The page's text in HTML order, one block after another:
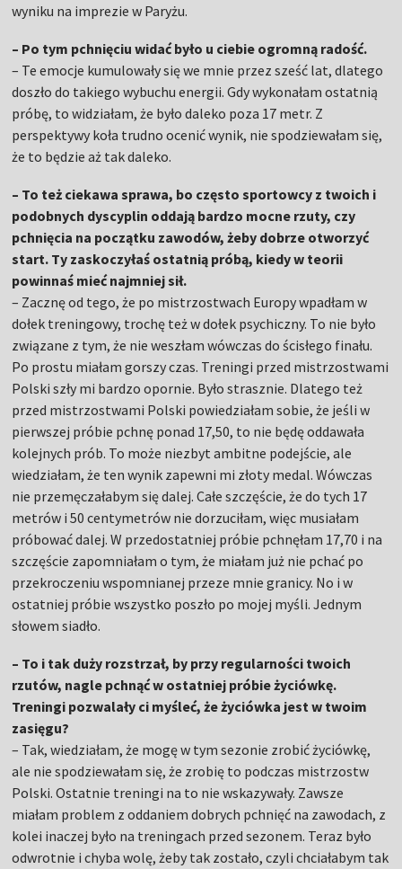
wyniku na imprezie w Paryżu.
– Po tym pchnięciu widać było u ciebie ogromną radość.
– Te emocje kumulowały się we mnie przez sześć lat, dlatego
doszło do takiego wybuchu energii. Gdy wykonałam ostatnią
próbę, to widziałam, że było daleko poza 17 metr. Z
perspektywy koła trudno ocenić wynik, nie spodziewałam się,
że to będzie aż tak daleko.
– To też ciekawa sprawa, bo często sportowcy z twoich i
podobnych dyscyplin oddają bardzo mocne rzuty, czy
pchnięcia na początku zawodów, żeby dobrze otworzyć
start. Ty zaskoczyłaś ostatnią próbą, kiedy w teorii
powinnaś mieć najmniej sił.
– Zacznę od tego, że po mistrzostwach Europy wpadłam w
dołek treningowy, trochę też w dołek psychiczny. To nie było
związane z tym, że nie weszłam wówczas do ścisłego finału.
Po prostu miałam gorszy czas. Treningi przed mistrzostwami
Polski szły mi bardzo opornie. Było strasznie. Dlatego też
przed mistrzostwami Polski powiedziałam sobie, że jeśli w
pierwszej próbie pchnę ponad 17,50, to nie będę oddawała
kolejnych prób. To może niezbyt ambitne podejście, ale
wiedziałam, że ten wynik zapewni mi złoty medal. Wówczas
nie przemęczałabym się dalej. Całe szczęście, że do tych 17
metrów i 50 centymetrów nie dorzuciłam, więc musiałam
próbować dalej. W przedostatniej próbie pchnęłam 17,70 i na
szczęście zapomniałam o tym, że miałam już nie pchać po
przekroczeniu wspomnianej przeze mnie granicy. No i w
ostatniej próbie wszystko poszło po mojej myśli. Jednym
słowem siadło.
– To i tak duży rozstrzał, by przy regularności twoich
rzutów, nagle pchnąć w ostatniej próbie życiówkę.
Treningi pozwalały ci myśleć, że życiówka jest w twoim
zasięgu?
– Tak, wiedziałam, że mogę w tym sezonie zrobić życiówkę,
ale nie spodziewałam się, że zrobię to podczas mistrzostw
Polski. Ostatnie treningi na to nie wskazywały. Zawsze
miałam problem z oddaniem dobrych pchnięć na zawodach, z
kolei inaczej było na treningach przed sezonem. Teraz było
odwrotnie i chyba wolę, żeby tak zostało, czyli chciałabym tak